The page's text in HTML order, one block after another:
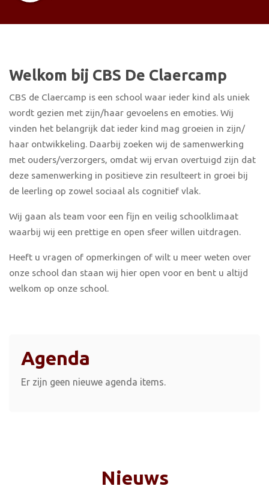
Welkom bij CBS De Claercamp
CBS de Claercamp is een school waar ieder kind als uniek
wordt gezien met zijn/haar gevoelens en emoties. Wij
vinden het belangrijk dat ieder kind mag groeien in zijn/
haar ontwikkeling. Daarbij zoeken wij de samenwerking
met ouders/verzorgers, omdat wij ervan overtuigd zijn dat
deze samenwerking in positieve zin resulteert in groei bij
de leerling op zowel sociaal als cognitief vlak.
Wij gaan als team voor een fijn en veilig schoolklimaat
waarbij wij een prettige en open sfeer willen uitdragen.
Heeft u vragen of opmerkingen of wilt u meer weten over
onze school dan staan wij hier open voor en bent u altijd
welkom op onze school.
Agenda
Er zijn geen nieuwe agenda items.
Nieuws